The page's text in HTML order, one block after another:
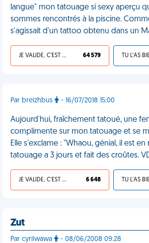
langue" mon tatouage si sexy aperçu
sommes rencontrés à la piscine.
s'agissait d'un tattoo obtenu dans un
JE VALIDE, C'EST UNE VDM 64 579
Par breizhbus - 16/07/2018 15:00
Aujourd'hui, fraîchement tatoué, une
complimente sur mon tatouage et se
Elle s'exclame : "Whaou, génial, il est en
tatouage a 3 jours et fait des croûtes.
JE VALIDE, C'EST UNE VDM 6 648
Zut
Par cyrilwawa - 08/06/2008 09:28